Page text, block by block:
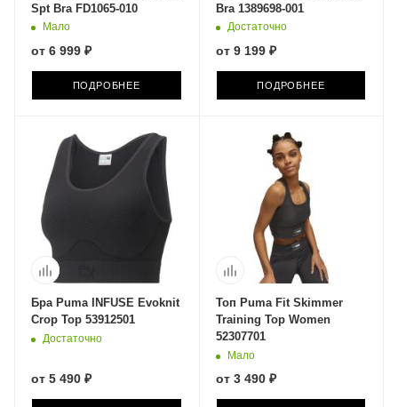
Spt Bra FD1065-010
Мало
от 6 999 ₽
ПОДРОБНЕЕ
Bra 1389698-001
Достаточно
от 9 199 ₽
ПОДРОБНЕЕ
Бра Puma INFUSE Evoknit
Crop Top 53912501
Достаточно
от 5 490 ₽
Топ Puma Fit Skimmer
Training Top Women
52307701
Мало
от 3 490 ₽